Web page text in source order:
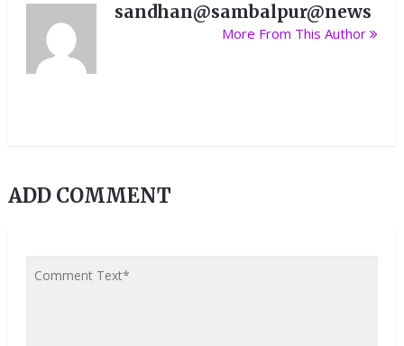
sandhan@sambalpur@news
More From This Author
ADD COMMENT